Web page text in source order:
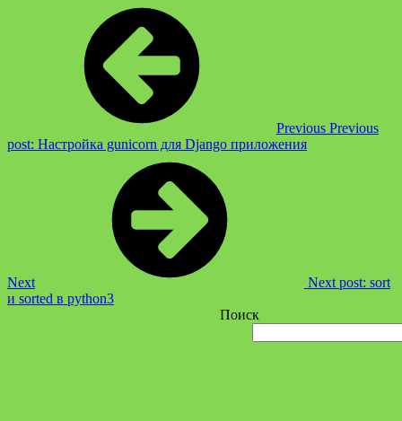
Previous Previous
post: Настройка gunicorn для Django приложения
Next Next post: sort
и sorted в python3
Поиск